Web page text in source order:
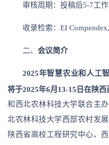
审核周期：投稿后5-7工
收录检索：EI
二、 会议简介
2025年智慧农业和人工
将于2025年6月13-15日在陕西
和西北农林科技大学联合主
北农林科技大学西部农村发
陕西省高校工程研究中心、